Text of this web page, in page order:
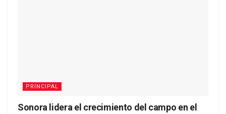
PRINCIPAL
Sonora lidera el crecimiento del campo en el